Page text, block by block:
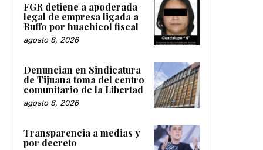
FGR detiene a apoderada
legal de empresa ligada a
Ruffo por huachicol fiscal
agosto 8, 2026
Denuncian en Sindicatura
de Tijuana toma del centro
comunitario de la Libertad
agosto 8, 2026
Transparencia a medias y
por decreto